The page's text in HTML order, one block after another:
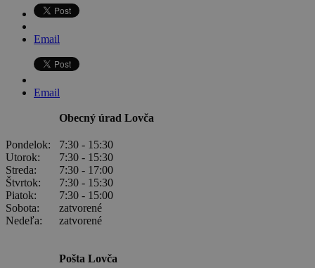
Email
Email
Obecný úrad Lovča
Pondelok:
7:30 - 15:30
Utorok:
7:30 - 15:30
Streda:
7:30 - 17:00
Štvrtok:
7:30 - 15:30
Piatok:
7:30 - 15:00
Sobota:
zatvorené
Nedeľa:
zatvorené
Pošta Lovča